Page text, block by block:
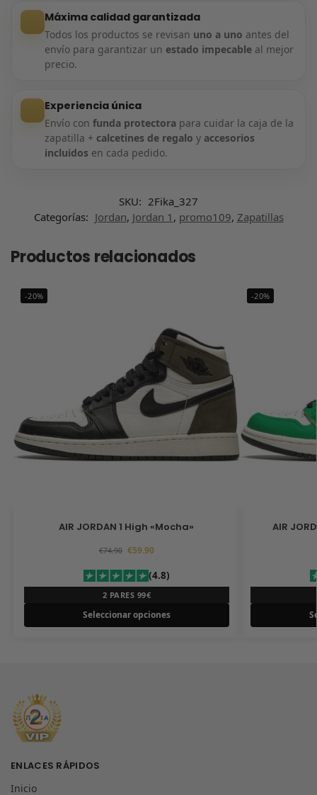
Máxima calidad garantizada
Todos los productos se revisan uno a uno antes del
envío para garantizar un estado impecableal mejor
precio.
Experiencia única
Envío con funda protectorapara cuidar la caja de la
zapatilla + calcetines de regalo y accesorios
incluidos en cada pedido.
SKU: 2Fika_327
Categorías: Jordan, Jordan 1 , promo109, Zapatillas
Productos relacionados
-20%
AIR JORDAN 1 High «Mocha»
€74.90 €59.90
(4.8)
2 PARES 99€
Seleccionar opciones
-20%
AIR
ENLACES RÁPIDOS
Inicio